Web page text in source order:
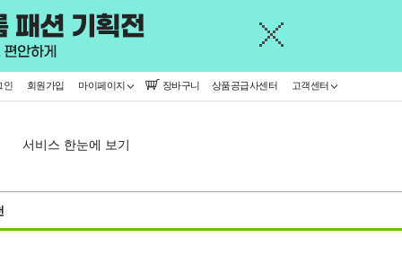
인 회원가입 마이페이지 장바구니 상품공급사센터 고객센터
서비스 한눈에 보기